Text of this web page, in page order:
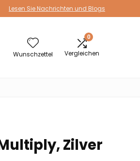
Lesen Sie Nachrichten und Blogs
Wunschzettel
0
Vergleichen
Zilver